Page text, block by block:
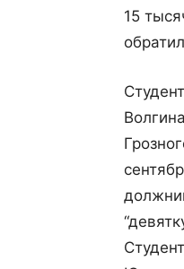
15